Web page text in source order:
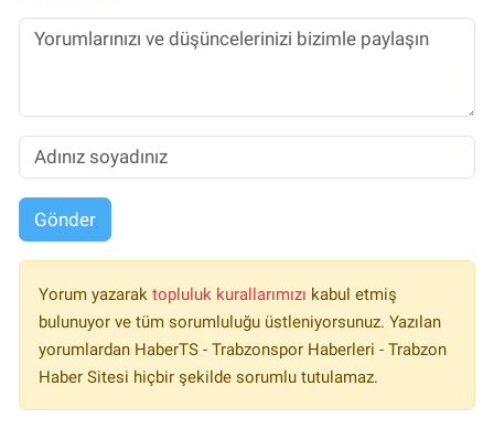
Gönder
Yorum yazarak topluluk kurallarımızı kabul etmiş
bulunuyor ve tüm sorumluluğu üstleniyorsunuz. Yazılan
yorumlardan HaberTS - Trabzonspor Haberleri - Trabzon
Haber Sitesi hiçbir şekilde sorumlu tutulamaz.